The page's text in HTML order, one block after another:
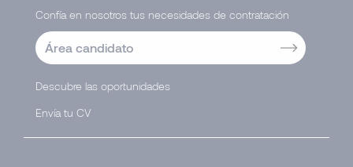
Confía en nosotros tus necesidades de contratación
Área candidato
Descubre las oportunidades
Envía tu CV